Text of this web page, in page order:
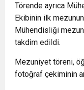
Törende ayrıca
Ekibinin ilk
Mühendisliği
takdim edildi.
Mezuniyet töreni,
fotoğraf çekiminin